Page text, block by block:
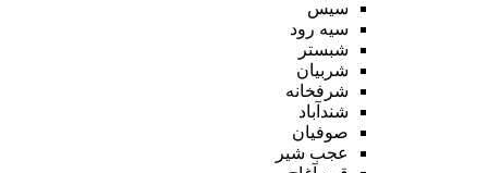
سیس
سیه رود
شبستر
شربیان
شرفخانه
شندآباد
صوفیان
عجب شیر